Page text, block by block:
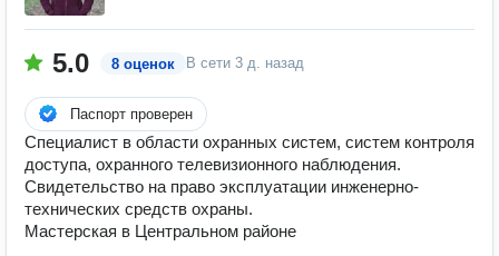
5.0 8 оценок В сети 3 д. назад
Паспорт проверен
Специалист в области охранных систем, систем контроля
доступа, охранного телевизионного наблюдения.
Свидетельство на право эксплуатации инженерно-
технических средств охраны.
Мастерская в Центральном районе